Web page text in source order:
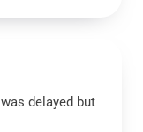
delayed but